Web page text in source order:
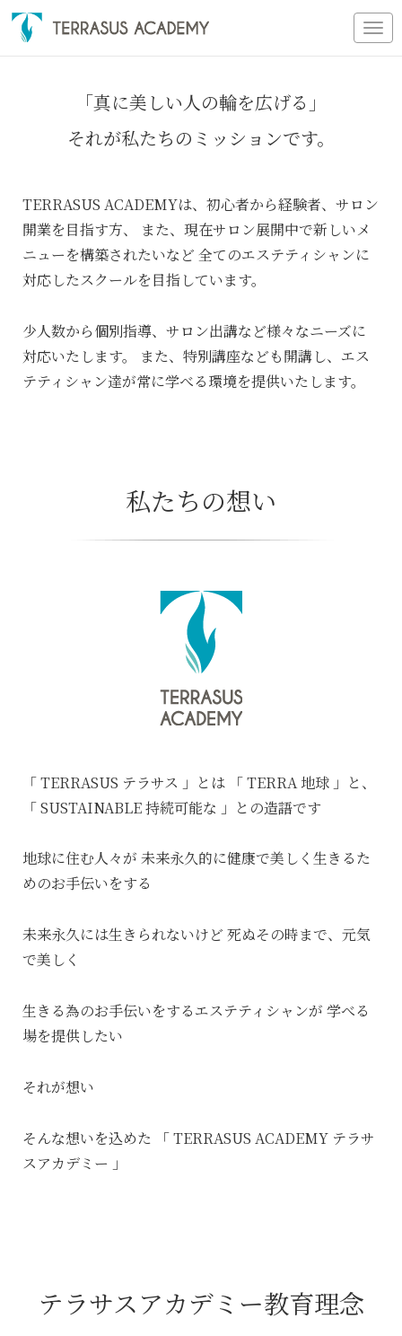
「真に美しい人の輪を広げる」
それが私たちのミッションです。
TERRASUS ACADEMYは、初心者から経験者、サロン
開業を目指す方、 また、現在サロン展開中で新しいメ
ニューを構築されたいなど 全てのエステティシャンに
対応したスクールを目指しています。
少人数から個別指導、サロン出講など様々なニーズに
対応いたします。 また、特別講座なども開講し、エス
テティシャン達が常に学べる環境を提供いたします。
私たちの想い
「 TERRASUS テラサス 」とは
「 TERRA 地球 」と、
「 SUSTAINABLE 持続可能な 」との造語です
地球に住む人々が 未来永久的に健康で美しく生きるた
めのお手伝いをする
未来永久には生きられないけど 死ぬその時まで、元気
で美しく
生きる為のお手伝いをするエステティシャンが 学べる
場を提供したい
それが想い
そんな想いを込めた
「 TERRASUS ACADEMY テラサ
スアカデミー 」
テラサスアカデミー教育理念